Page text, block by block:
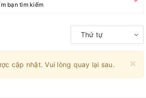
bạn tìm kiếm
Thứ tự
×
cập nhật. Vui lòng quay lại sau.